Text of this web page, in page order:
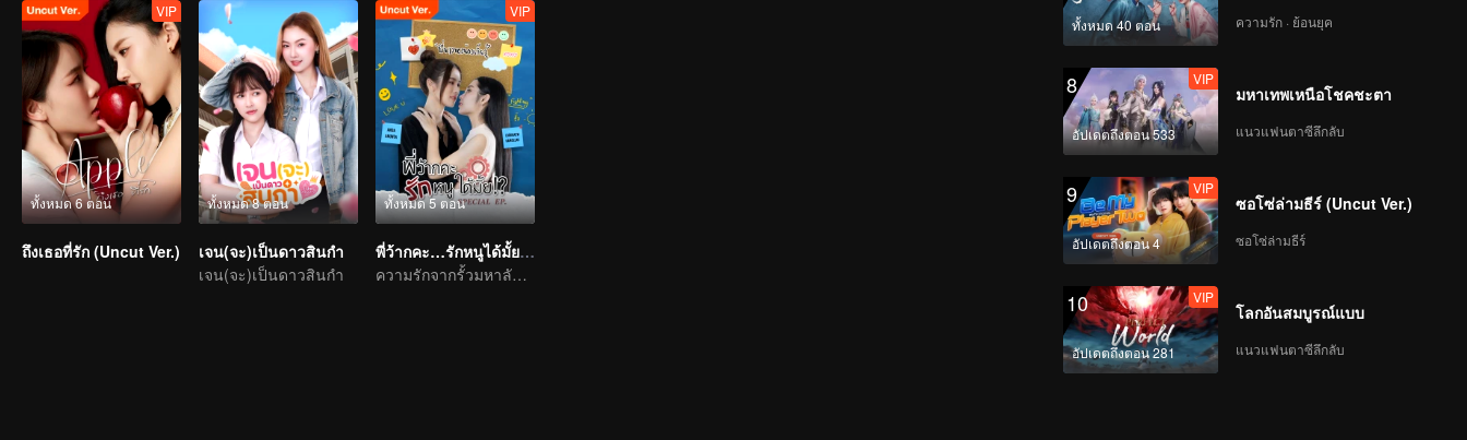
ทั้งหมด 6 ตอน
VIP
ถึงเธอที่รัก (Uncut Ver.)
ทั้งหมด 8 ตอน
เจน(จะ)เป็นดาวสินกำ
เจน(จะ)เป็นดาวสินกำ
ทั้งหมด 5 ตอน
VIP
พี่ว้ากคะ…รักหนูได้มั้ย!? ตอนพิเศษ (Uncut Ver.)
ความรักจากรั้วมหาลัยสู่วัยทำงาน
ทั้งหมด 40 ตอน ความรัก · ย้อนยุค
8
อัปเดตถึงตอน 533
VIP
มหาเทพเหนือโชคชะตา
แนวแฟนตาซีลึกลับ
9
อัปเดตถึงตอน 4
VIP
ซอโซ่ล่ามธีร์ (Uncut Ver.)
ซอโซ่ล่ามธีร์
10
อัปเดตถึงตอน 281
VIP
โลกอันสมบูรณ์แบบ
แนวแฟนตาซีลึกลับ